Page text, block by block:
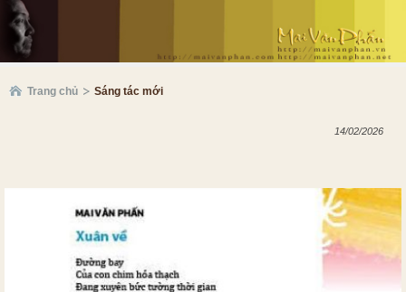
Trang chủ Sáng tác mới
14/02/2026